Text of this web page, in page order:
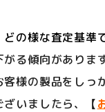
の様な査定基準
る傾向がありま
様の製品をしっ
いましたら、
【